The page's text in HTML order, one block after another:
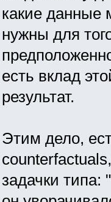
какие данные
нужны для
есть вклад
результат.
Этим дело,
задачки